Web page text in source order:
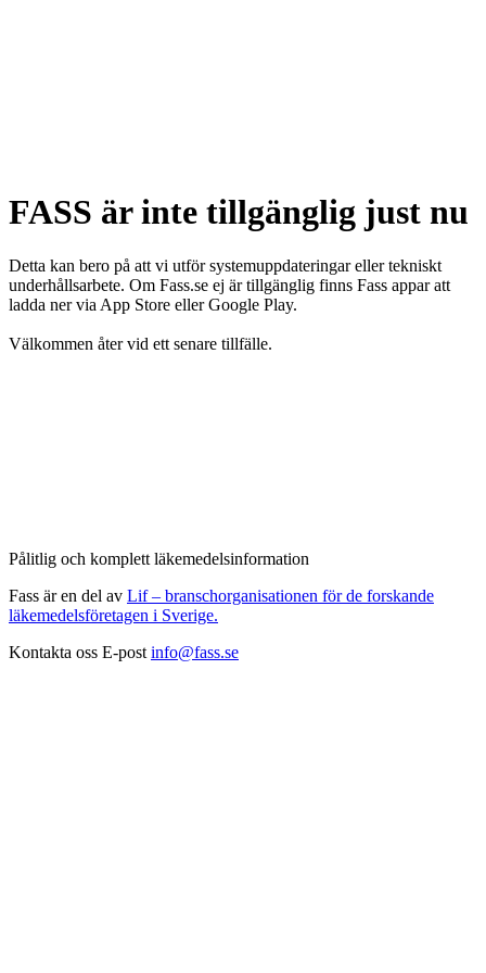
FASS är inte tillgänglig just nu
Detta kan bero på att vi utför systemuppdateringar eller tekniskt
underhållsarbete. Om Fass.se ej är tillgänglig finns Fass appar att
ladda ner via App Store eller Google Play.
Välkommen åter vid ett senare tillfälle.
Pålitlig och komplett läkemedelsinformation
Fass är en del av Lif – branschorganisationen för de forskande
läkemedelsföretagen i Sverige.
Kontakta oss E-post info@fass.se